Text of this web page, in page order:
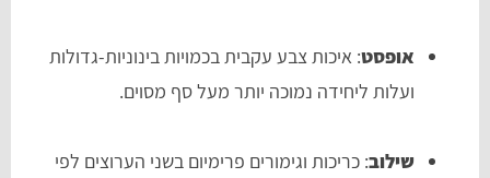
אופסט: איכות צבע עקבית בכמויות בינוניות-גדולות
ועלות ליחידה נמוכה יותר מעל סף מסוים.
שילוב: כריכות וגימורים פרימיום בשני הערוצים לפי